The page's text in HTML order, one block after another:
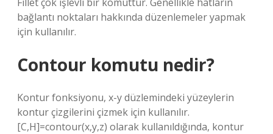
bağlantı noktaları hakkında düzenlemeler yapmak
için kullanılır.
Contour komutu nedir?
Kontur fonksiyonu, x-y düzlemindeki yüzeylerin
kontur çizgilerini çizmek için kullanılır.
[C,H]=contour(x,y,z) olarak kullanıldığında, kontur